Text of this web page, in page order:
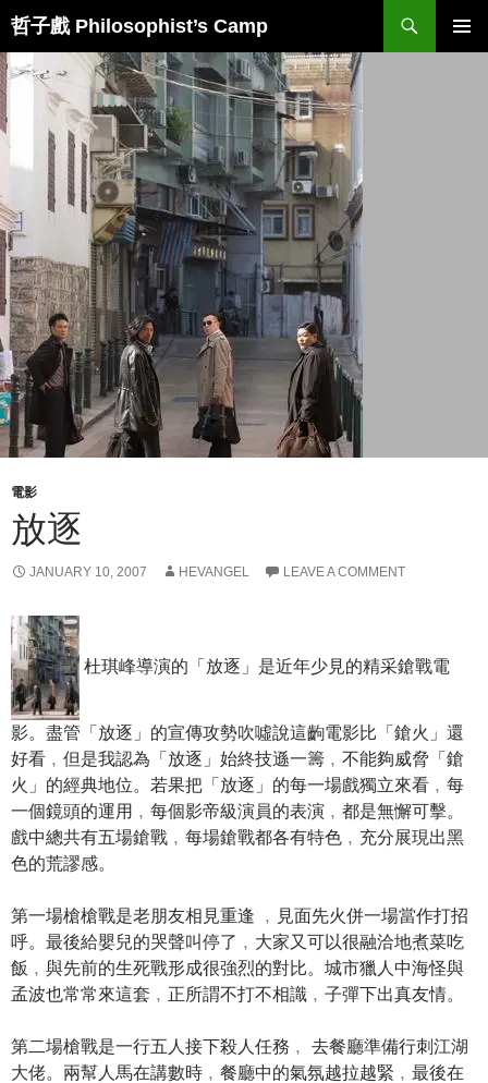
Skip
content
哲子戲 Philosophist’s Camp
Search
電影
放逐
JANUARY 10, 2007 HEVANGEL LEAVE A COMMENT
杜琪峰導演的「放逐」是近年少見的精采鎗戰電
影。盡管「放逐」的宣傳攻勢吹噓說這齣電影比「鎗火」還
好看﹐但是我認為「放逐」始終技遜一籌﹐不能夠威脅「鎗
火」的經典地位。若果把「放逐」的每一場戲獨立來看﹐每
一個鏡頭的運用﹐每個影帝級演員的表演﹐都是無懈可擊。
戲中總共有五場鎗戰﹐每場鎗戰都各有特色﹐充分展現出黑
色的荒謬感。
第一場槍槍戰是老朋友相見重逢 ﹐見面先火併一場當作打招
呼。最後給嬰兒的哭聲叫停了﹐大家又可以很融洽地煮菜吃
飯﹐與先前的生死戰形成很強烈的對比。城市獵人中海怪與
孟波也常常來這套﹐正所謂不打不相識﹐子彈下出真友情。
第二場槍戰是一行五人接下殺人任務﹐ 去餐廳準備行刺江湖
大佬。兩幫人馬在講數時﹐餐廳中的氣氛越拉越緊﹐最後在